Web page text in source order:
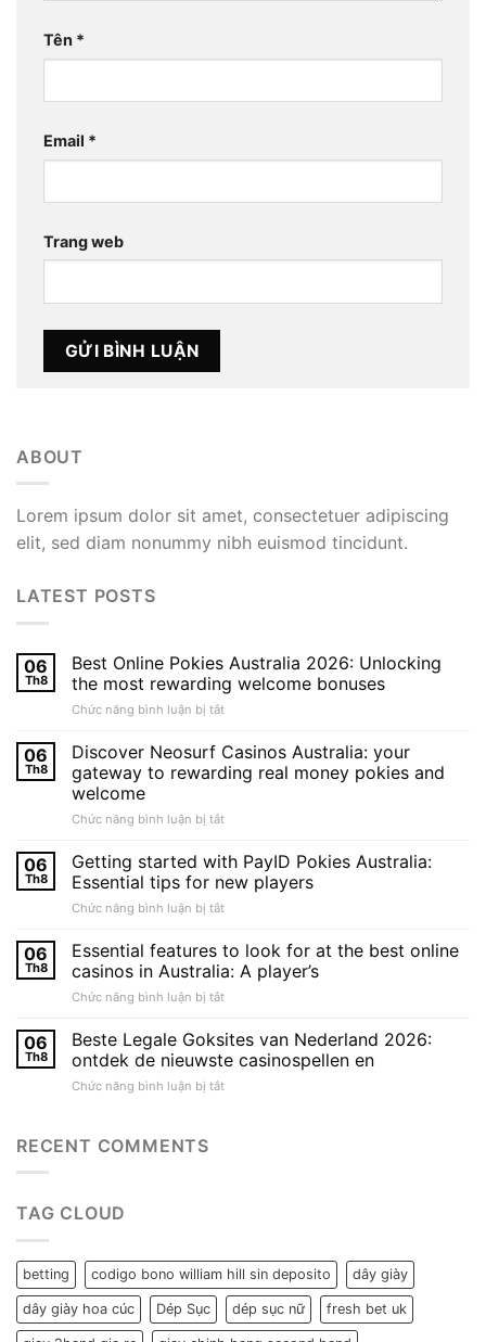
Tên *
Email *
Trang web
ABOUT
Lorem ipsum dolor sit amet, consectetuer adipiscing
elit, sed diam nonummy nibh euismod tincidunt.
LATEST POSTS
06
Th8
Best Online Pokies Australia 2026: Unlocking
the most rewarding welcome bonuses
Chức năng bình luận bị tắtở
Online
Pokies
Australia
Unlocking
most
rewarding
welcome
bonuses
06
Th8
Discover Neosurf Casinos Australia: your
gateway to rewarding real money pokies and
welcome
Chức năng bình luận bị tắtở
Neosurf
Casinos
Australia:
your
to
rewarding
money
and
welcome
06
Th8
Getting started with PayID Pokies Australia:
Essential tips for new players
Chức năng bình luận bị tắtở
started
with
PayID
Pokies
Essential
tips
new
06
Th8
Essential features to look for at the best online
casinos in Australia: A player’s
Chức năng bình luận bị tắtở
features
look
for
06
Th8
Beste Legale Goksites van Nederland 2026:
ontdek de nieuwste casinospellen en
Chức năng bình luận bị tắtở
casinospellen
en
RECENT COMMENTS
TAG CLOUD
betting codigo bono william hill sin deposito dây giày
dây giày hoa cúc Dép Sục dép sục nữ fresh bet uk